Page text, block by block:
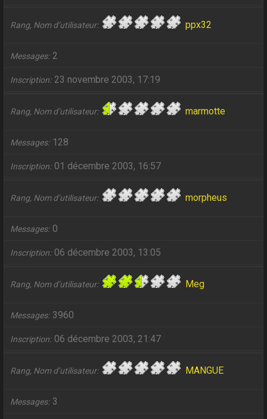
Rang, Nom d’utilisateur ppx32
Messages 2
Inscription 23 novembre 2003, 17:19
Rang, Nom d’utilisateur marmotte
Messages 128
Inscription 01 décembre 2003, 16:57
Rang, Nom d’utilisateur morpheus
Messages 0
Inscription 06 décembre 2003, 13:05
Rang, Nom d’utilisateur Meg
Messages 3960
Inscription 06 décembre 2003, 21:47
Rang, Nom d’utilisateur MANGUE
Messages 3